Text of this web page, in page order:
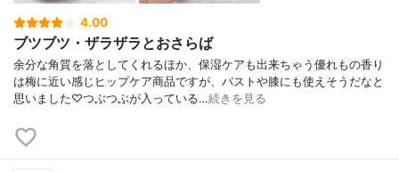
4.00
ブツブツ・ザラザラとおさらば
余分な角質を落としてくれるほか、保湿ケアも出来ちゃう優れもの香り
は梅に近い感じヒップケア商品ですが、バストや膝にも使えそうだなと
思いました♡つぶつぶが入っている…続きを見る